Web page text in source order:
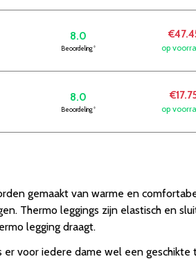
8.0
Beoordeling* op
8.0
Beoordeling* op
gemaakt van warme en
Thermo leggings zijn elastisch en
legging draagt.
voor iedere dame wel een